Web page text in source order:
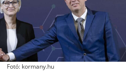
Fotó: kormany.hu